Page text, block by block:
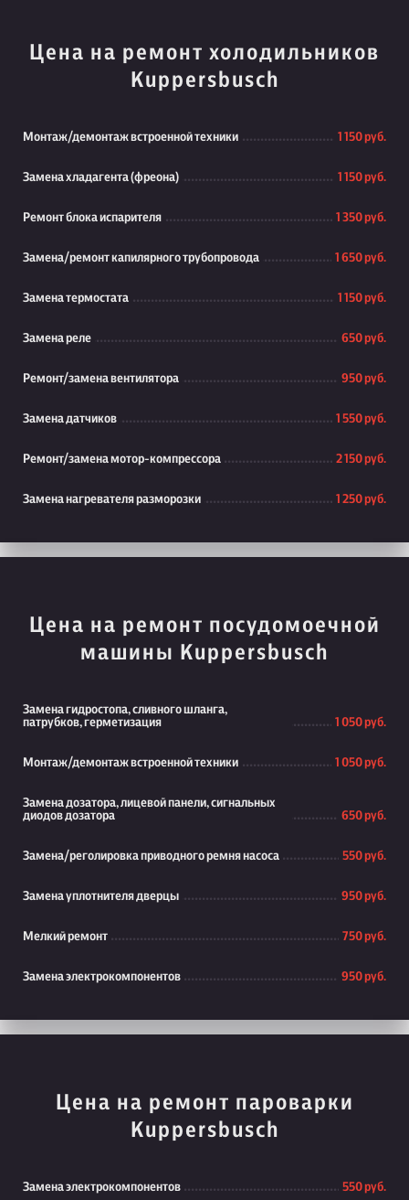
Цена на ремонт холодильников
Kuppersbusch
Монтаж/демонтаж встроенной техники 1 150 руб.
Замена хладагента (фреона) 1 150 руб.
Ремонт блока испарителя 1 350 руб.
Замена/ремонт капилярного трубопровода 1 650 руб.
Замена термостата 1 150 руб.
Замена реле 650 руб.
Ремонт/замена вентилятора 950 руб.
Замена датчиков 1 550 руб.
Ремонт/замена мотор-компрессора 2 150 руб.
Замена нагревателя разморозки 1 250 руб.
Цена на ремонт посудомоечной
машины Kuppersbusch
Замена гидростопа, сливного шланга,
патрубков, герметизация
1 050 руб.
Монтаж/демонтаж встроенной техники 1 050 руб.
Замена дозатора, лицевой панели, сигнальных
диодов дозатора
650 руб.
Замена/реголировка приводного ремня насоса 550 руб.
Замена уплотнителя дверцы 950 руб.
Мелкий ремонт 750 руб.
Замена электрокомпонентов 950 руб.
Цена на ремонт пароварки
Kuppersbusch
Замена электрокомпонентов 550 руб.